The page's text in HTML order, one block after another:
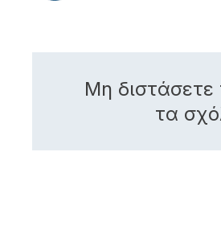
Μη διστάσετε
τα